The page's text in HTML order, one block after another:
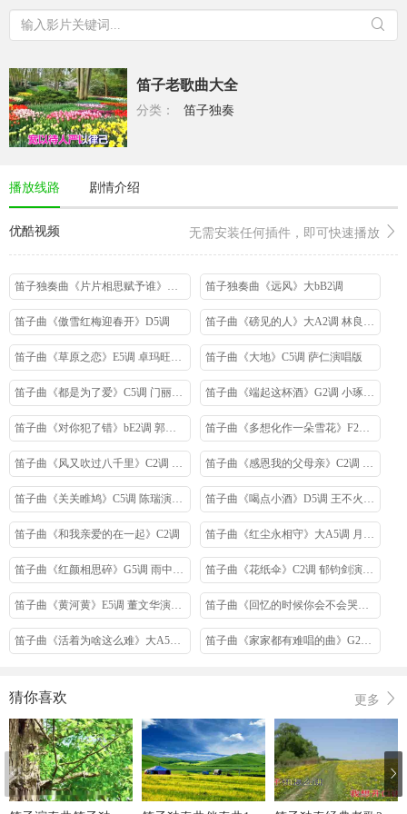
笛子老歌曲大全
分类： 笛子独奏
播放线路 剧情介绍
优酷视频 无需安装任何插件，即可快速播放
笛子独奏曲《片片相思赋予谁》大bB2调 笛子独奏曲《远风》大bB2调
笛子曲《傲雪红梅迎春开》D5调 笛子曲《磅见的人》大A2调 林良欢演唱版
笛子曲《草原之恋》E5调 卓玛旺姆演唱版 笛子曲《大地》C5调 萨仁演唱版
笛子曲《都是为了爱》C5调 门丽演唱版 笛子曲《端起这杯酒》G2调 小琢演唱版
笛子曲《对你犯了错》bE2调 郭力演唱版 笛子曲《多想化作一朵雪花》F2调 红蔷薇演唱版
笛子曲《风又吹过八千里》C2调 大姚演唱版 笛子曲《感恩我的父母亲》C2调 望海高歌演唱版
笛子曲《关关睢鸠》C5调 陈瑞演唱版 笛子曲《喝点小酒》D5调 王不火演唱版
笛子曲《和我亲爱的在一起》C2调 笛子曲《红尘永相守》大A5调 月下思故人 王爱华演唱版
笛子曲《红颜相思碎》G5调 雨中百合演唱版 笛子曲《花纸伞》C2调 郁钧剑演唱版
笛子曲《黄河黄》E5调 董文华演唱版 笛子曲《回忆的时候你会不会哭》C2调 李志强 演唱版
笛子曲《活着为啥这么难》大A5调 雨中百合演唱版 笛子曲《家家都有难唱的曲》G2调 雨中百合演唱版
笛子曲《乱了分寸伤了心》大A5调 孙茹雪演唱版
笛子曲《妹妹你别走》D2调 余梦阳演唱版 笛子曲《梦里想你多少回》大bB5调 雨露演唱版
更多
猜你喜欢